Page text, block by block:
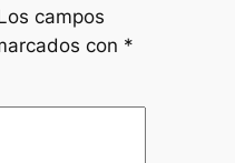
campos
con *